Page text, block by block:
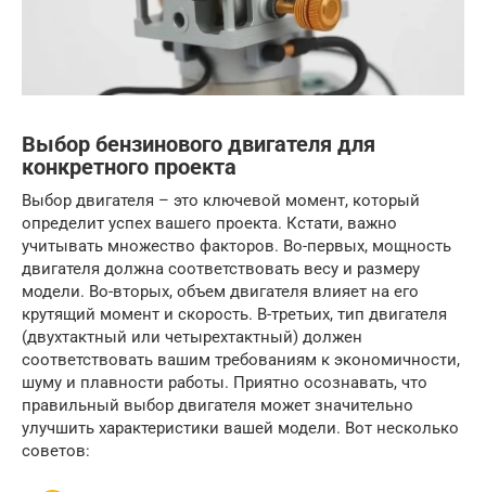
Выбор бензинового двигателя для
конкретного проекта
Выбор двигателя – это ключевой момент, который
определит успех вашего проекта. Кстати, важно
учитывать множество факторов. Во-первых, мощность
двигателя должна соответствовать весу и размеру
модели. Во-вторых, объем двигателя влияет на его
крутящий момент и скорость. В-третьих, тип двигателя
(двухтактный или четырехтактный) должен
соответствовать вашим требованиям к экономичности,
шуму и плавности работы. Приятно осознавать, что
правильный выбор двигателя может значительно
улучшить характеристики вашей модели. Вот несколько
советов: